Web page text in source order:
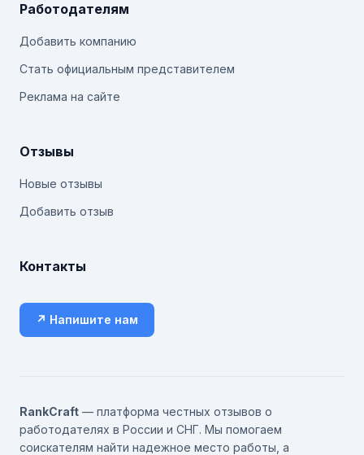
Работодателям
Добавить компанию
Стать официальным представителем
Реклама на сайте
Отзывы
Новые отзывы
Добавить отзыв
Контакты
↗ Напишите нам
RankCraft — платформа честных отзывов о
работодателях в России и СНГ. Мы помогаем
соискателям найти надежное место работы, а